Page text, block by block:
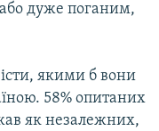
дуже поганим,
якими б вони
58% опитаних
як незалежних,